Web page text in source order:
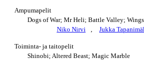
Ampumapelit
Dogs of War; Mr Heli; Battle Valley;
Niko Nirvi
, Jukka
Toiminta- ja taitopelit
Shinobi; Altered Beast; Magic Marble